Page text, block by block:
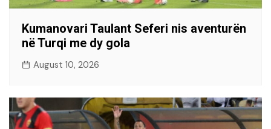
Kumanovari Taulant Seferi nis aventurën
në Turqi me dy gola
August 10, 2026